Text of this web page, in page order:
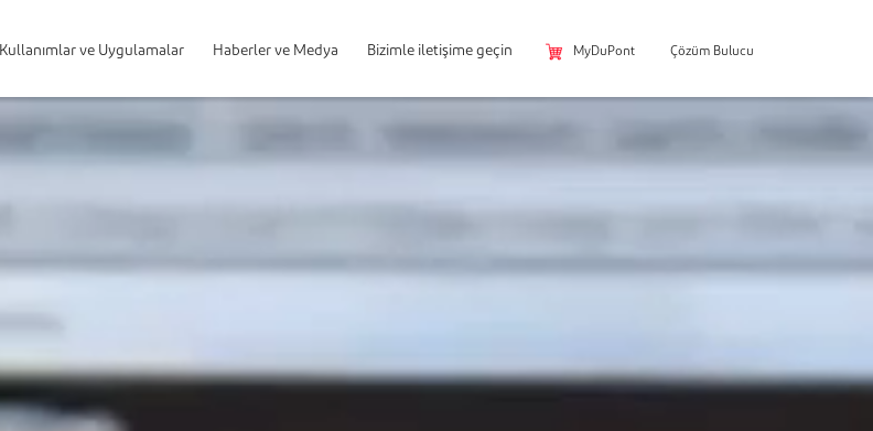
Kullanımlar ve Uygulamalar Haberler ve Medya Bizimle iletişime geçin MyDuPont Çözüm Bulucu